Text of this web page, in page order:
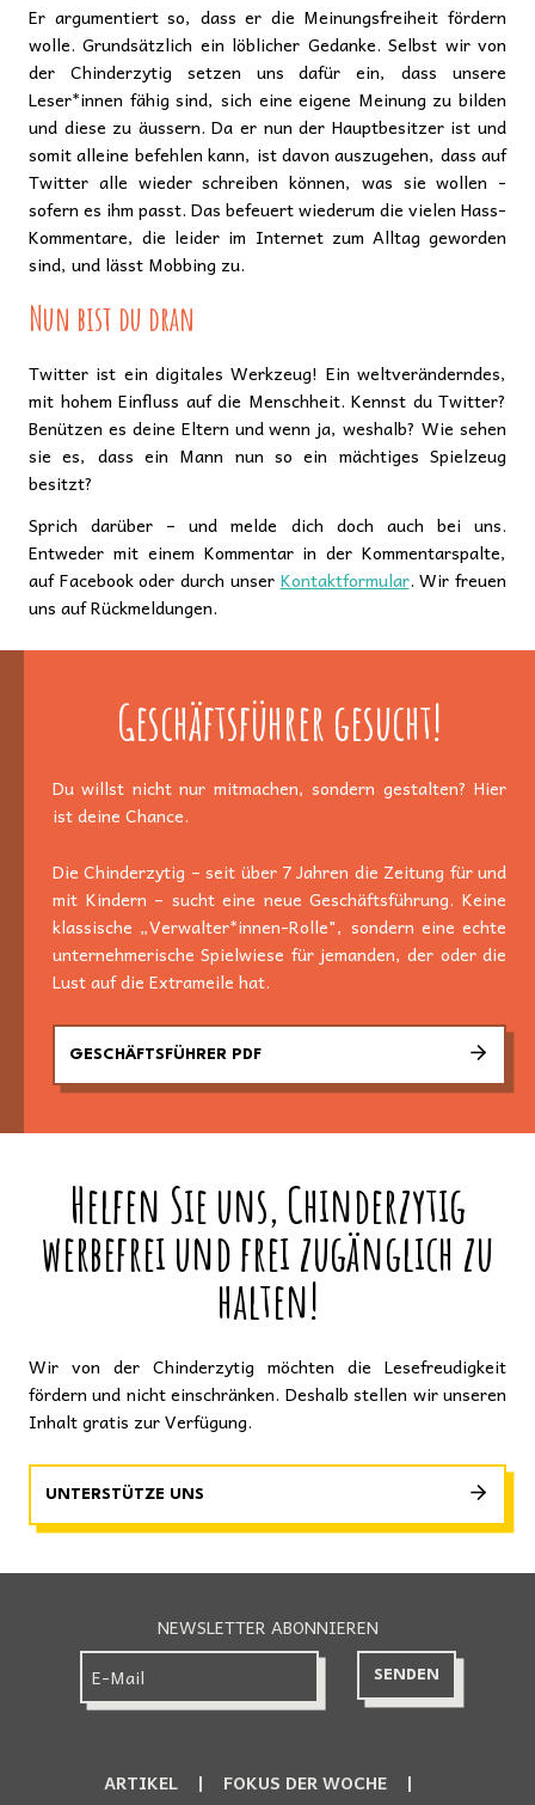
Er argumentiert so, dass er die Meinungsfreiheit fördern
wolle. Grundsätzlich ein löblicher Gedanke. Selbst wir von
der Chinderzytig setzen uns dafür ein, dass unsere
Leser*innen fähig sind, sich eine eigene Meinung zu bilden
und diese zu äussern. Da er nun der Hauptbesitzer ist und
somit alleine befehlen kann, ist davon auszugehen, dass auf
Twitter alle wieder schreiben können, was sie wollen -
sofern es ihm passt. Das befeuert wiederum die vielen Hass-
Kommentare, die leider im Internet zum Alltag geworden
sind, und lässt Mobbing zu.
Nun bist du dran
Twitter ist ein digitales Werkzeug! Ein weltveränderndes,
mit hohem Einfluss auf die Menschheit. Kennst du Twitter?
Benützen es deine Eltern und wenn ja, weshalb? Wie sehen
sie es, dass ein Mann nun so ein mächtiges Spielzeug
besitzt?
Sprich darüber – und melde dich doch auch bei uns.
Entweder mit einem Kommentar in der Kommentarspalte,
auf Facebook oder durch unser Kontaktformular. Wir freuen
uns auf Rückmeldungen.
Geschäftsführer gesucht!
Du willst nicht nur mitmachen, sondern gestalten? Hier
ist deine Chance.
Die Chinderzytig – seit über 7 Jahren die Zeitung für und
mit Kindern – sucht eine neue Geschäftsführung. Keine
klassische „Verwalter*innen-Rolle", sondern eine echte
unternehmerische Spielwiese für jemanden, der oder die
Lust auf die Extrameile hat.
GESCHÄFTSFÜHRER PDF
Helfen Sie uns, Chinderzytig
werbefrei und frei zugänglich zu
halten!
Wir von der Chinderzytig möchten die Lesefreudigkeit
fördern und nicht einschränken. Deshalb stellen wir unseren
Inhalt gratis zur Verfügung.
UNTERSTÜTZE UNS
NEWSLETTER ABONNIEREN
ARTIKEL FOKUS DER WOCHE